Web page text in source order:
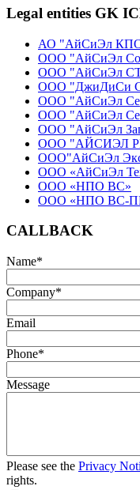
Legal entities GK
АО "АйСиЭл
ООО "АйСиЭл
ООО "АйСиЭл
ООО "ДжиДиСи
ООО "АйСиЭл
ООО "АйСиЭл
ООО "АйСиЭл
ООО "АЙСИЭЛ
ООО"АйСиЭл
ООО «АйСиЭл
ООО «НПО ВС»
ООО «НПО ВС-
CALLBACK
Name*
Company*
Email
Phone*
Message
Please see the Privacy
rights.